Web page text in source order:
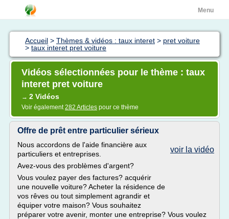
Menu
Accueil > Thèmes & vidéos : taux interet > pret voiture
> taux interet pret voiture
Vidéos sélectionnées pour le thème : taux
interet pret voiture
→ 2 Vidéos
Voir également282 Articles pour ce thème
Offre de prêt entre particulier sérieux
voir la vidéo
Nous accordons de l'aide financière aux
particuliers et entreprises.
Avez-vous des problèmes d'argent?
Vous voulez payer des factures? acquérir
une nouvelle voiture? Acheter la résidence de
vos rêves ou tout simplement agrandir et
équiper votre maison? Vous souhaitez
préparer votre avenir, monter une entreprise? Vous voulez